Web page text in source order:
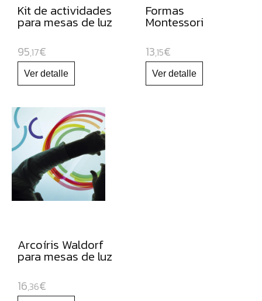
Kit de actividades
para mesas de luz
95,17€
Formas
Montessori
13,15€
Arcoíris Waldorf
para mesas de luz
16,36€